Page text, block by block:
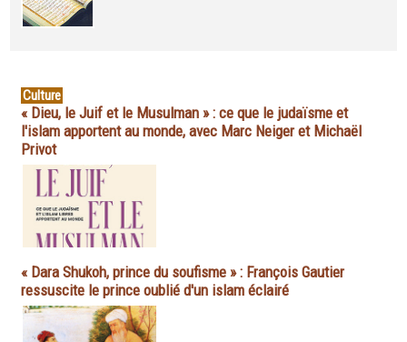
Culture
« Dieu, le Juif et le Musulman » : ce que le judaïsme et
l'islam apportent au monde, avec Marc Neiger et Michaël
Privot
« Dara Shukoh, prince du soufisme » : François Gautier
ressuscite le prince oublié d'un islam éclairé